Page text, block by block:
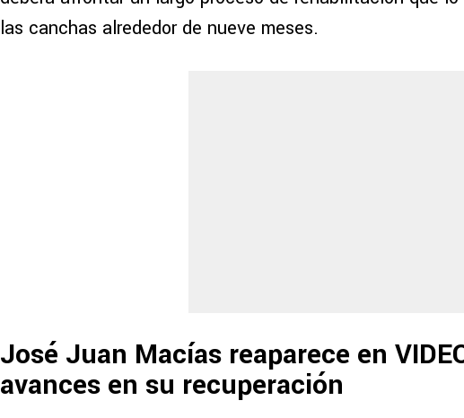
las canchas alrededor de nueve meses.
José Juan Macías reaparece en
avances en su recuperación